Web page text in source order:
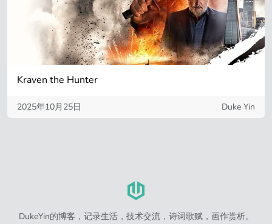
Kraven the Hunter
2025年10月25日 Duke Yin
DukeYin的博客，记录生活，技术交流，诗词歌赋，画作赏析。